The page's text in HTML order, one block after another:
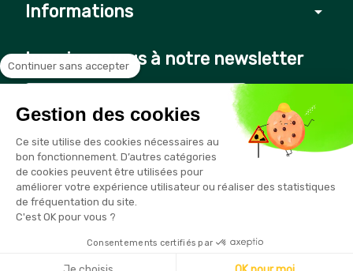
Informations arrow_drop_down
Inscrivez-vous à notre newsletter
Vous pouvez vous désinscrire à tout moment en cliquant sur le
lien présent dans nos emails
Copyright © 2026 - Sécurama
Continuer sans accepter
Gestion des cookies
Ce site utilise des cookies nécessaires au
bon fonctionnement. D’autres catégories
de cookies peuvent être utilisées pour
améliorer votre expérience utilisateur ou réaliser des statistiques
de fréquentation du site.
C'est OK pour vous ?
Consentements certifiés par